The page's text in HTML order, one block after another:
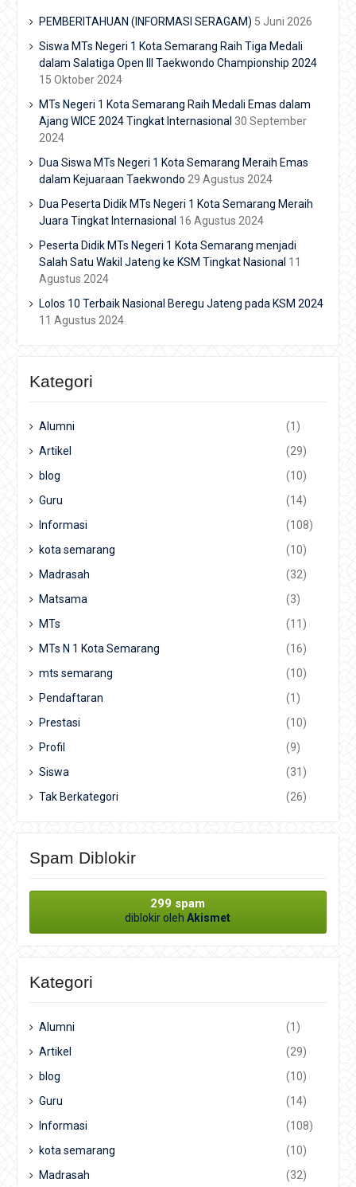
PEMBERITAHUAN (INFORMASI SERAGAM) 5 Juni 2026
Siswa MTs Negeri 1 Kota Semarang Raih Tiga Medali
dalam Salatiga Open III Taekwondo Championship 2024
15 Oktober 2024
MTs Negeri 1 Kota Semarang Raih Medali Emas dalam
Ajang WICE 2024 Tingkat Internasional 30 September
2024
Dua Siswa MTs Negeri 1 Kota Semarang Meraih Emas
dalam Kejuaraan Taekwondo 29 Agustus 2024
Dua Peserta Didik MTs Negeri 1 Kota Semarang Meraih
Juara Tingkat Internasional 16 Agustus 2024
Peserta Didik MTs Negeri 1 Kota Semarang menjadi
Salah Satu Wakil Jateng ke KSM Tingkat Nasional 11
Agustus 2024
Lolos 10 Terbaik Nasional Beregu Jateng pada KSM 2024
11 Agustus 2024
Kategori
Alumni
(1)
Artikel
(29)
blog
(10)
Guru
(14)
Informasi
(108)
kota semarang
(10)
Madrasah
(32)
Matsama
(3)
MTs
(11)
MTs N 1 Kota Semarang
(16)
mts semarang
(10)
Pendaftaran
(1)
Prestasi
(10)
Profil
(9)
Siswa
(31)
Tak Berkategori
(26)
Spam Diblokir
299 spam
diblokir olehAkismet
Kategori
Alumni
(1)
Artikel
(29)
blog
(10)
Guru
(14)
Informasi
(108)
kota semarang
(10)
Madrasah
(32)